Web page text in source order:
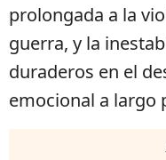
prolongada a la
guerra, y la
duraderos en el
emocional a largo